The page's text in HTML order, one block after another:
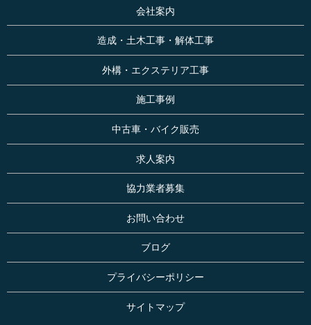
会社案内
造成・土木工事・解体工事
外構・エクステリア工事
施工事例
中古車・バイク販売
求人案内
協力業者募集
お問い合わせ
ブログ
プライバシーポリシー
サイトマップ